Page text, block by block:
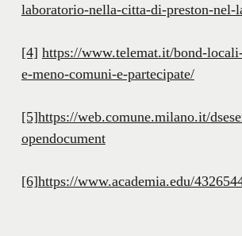
laboratorio-nella-citta-di-preston-nel-
[4] https://www.telemat.it/bond-
e-meno-comuni-e-partecipate/
[5]https://web.comune.milano.it/
opendocument
[6]https://www.academia.edu/